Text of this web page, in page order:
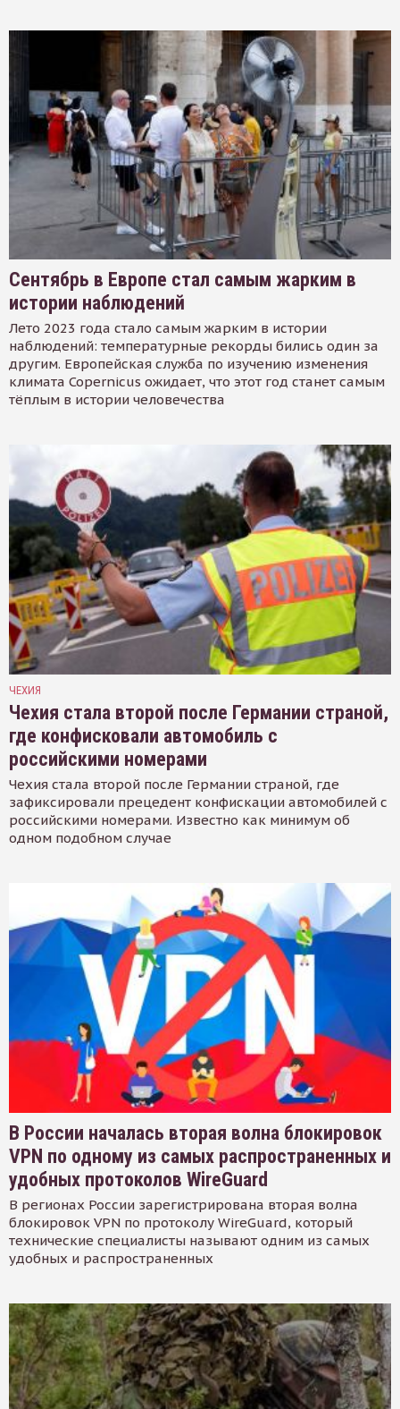
Сентябрь в Европе стал самым жарким в
истории наблюдений
Лето 2023 года стало самым жарким в истории
наблюдений: температурные рекорды бились один за
другим. Европейская служба по изучению изменения
климата Copernicus ожидает, что этот год станет самым
тёплым в истории человечества
ЧЕХИЯ
Чехия стала второй после Германии страной,
где конфисковали автомобиль с
российскими номерами
Чехия стала второй после Германии страной, где
зафиксировали прецедент конфискации автомобилей с
российскими номерами. Известно как минимум об
одном подобном случае
В России началась вторая волна блокировок
VPN по одному из самых распространенных и
удобных протоколов WireGuard
В регионах России зарегистрирована вторая волна
блокировок VPN по протоколу WireGuard, который
технические специалисты называют одним из самых
удобных и распространенных